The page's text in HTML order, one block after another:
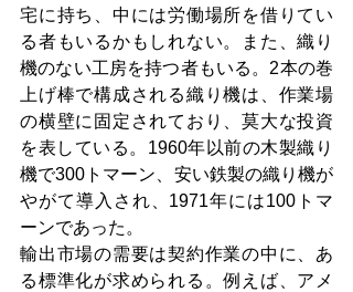
宅に持ち、中には労働場所を借りてい
る者もいるかもしれない。また、織り
機のない工房を持つ者もいる。2本の巻
上げ棒で構成される織り機は、作業場
の横壁に固定されており、莫大な投資
を表している。1960年以前の木製織り
機で300トマーン、安い鉄製の織り機が
やがて導入され、1971年には100トマ
ーンであった。
輸出市場の需要は契約作業の中に、あ
る標準化が求められる。例えば、アメ